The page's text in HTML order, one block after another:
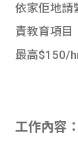
依家佢地請
責教育項目
最高$150/
工作內容：